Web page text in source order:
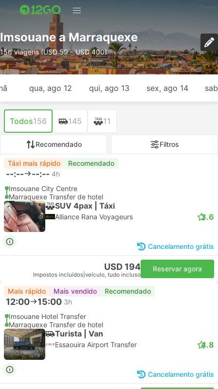
Imsouane a Marraquexe
156 viagens (USD 59 – USD 400)
qua, ago 12 qui, ago 13 sex, ago 14
Todos156 145 11
Recomendado Filtros
Táxi mais rápido Recomendado
--:-- --:-- 4h
Imsouane City Centre
Marraquexe Transfer de hotel
SUV 4pax | Táxi
Alliance Rana Voyageurs 3.6
Cancelamento grátis
USD 194
Impostos incluídos veículo, tudo incluso
Reservar agora
Mais rápido Mais vendido Recomendado
12:00 15:00 3h
Imsouane Hotel Transfer
Marraquexe Transfer de hotel
Turista | Van
Essaouira Airport Transfer 4.8
Cancelamento grátis